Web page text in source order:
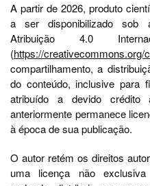
A partir de 2026, produto
a ser disponibilizado sob
Atribuição 4.0
(https://creativecommons.org/
compartilhamento, a
do conteúdo, inclusive para
atribuído a devido crédito
anteriormente permanece
à época de sua publicação.
O autor retém os direitos
uma licença não